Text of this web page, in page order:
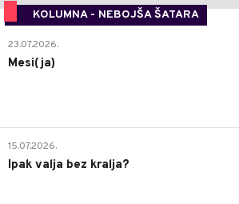
KOLUMNA - NEBOJŠA ŠATARA
23.07.2026.
Mesi(ja)
15.07.2026.
Ipak valja bez kralja?